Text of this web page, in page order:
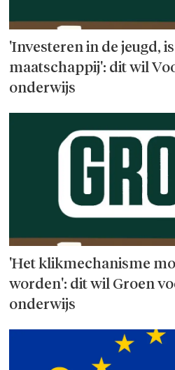
'Investeren in de jeugd,
maatschappij': dit wil
onderwijs
'Het klikmechanisme
worden': dit wil Groen
onderwijs